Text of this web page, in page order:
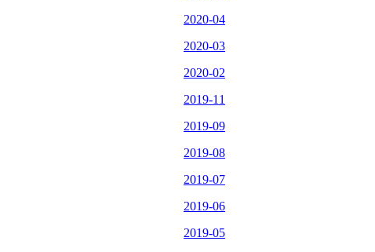
2020-04
2020-03
2020-02
2019-11
2019-09
2019-08
2019-07
2019-06
2019-05